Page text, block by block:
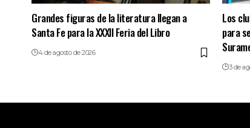
Grandes figuras de la literatura llegan a
Santa Fe para la XXXII Feria del Libro
4 de agosto de 2026
Los
para
3 de